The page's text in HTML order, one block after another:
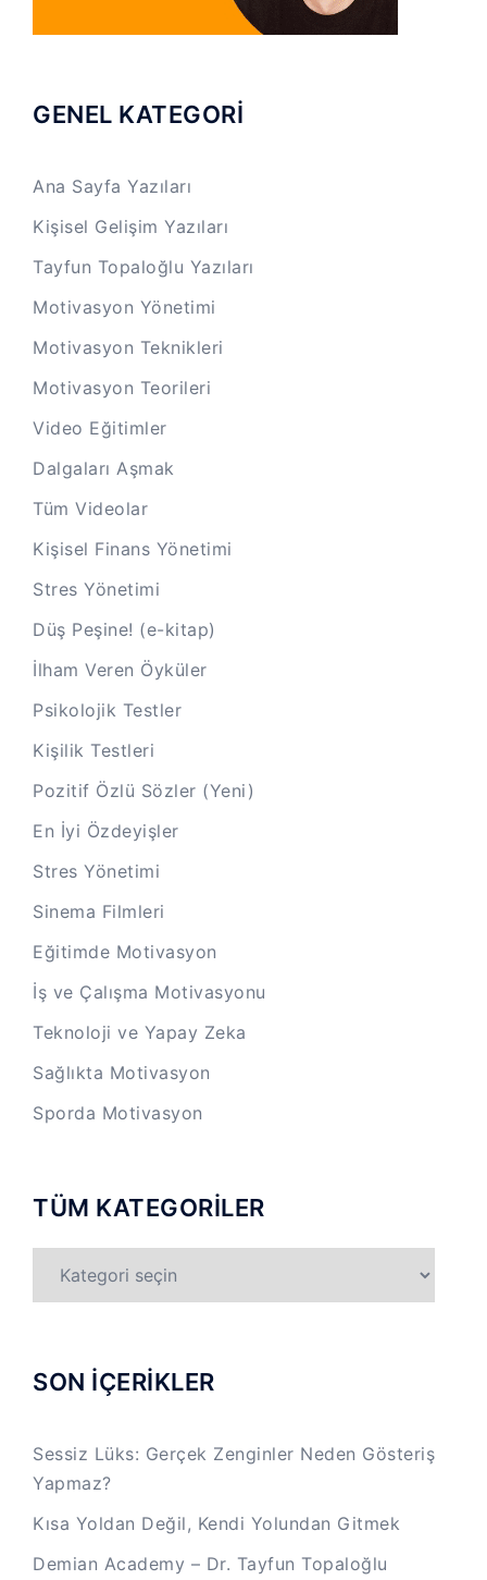
GENEL KATEGORİ
Ana Sayfa Yazıları
Kişisel Gelişim Yazıları
Tayfun Topaloğlu Yazıları
Motivasyon Yönetimi
Motivasyon Teknikleri
Motivasyon Teorileri
Video Eğitimler
Dalgaları Aşmak
Tüm Videolar
Kişisel Finans Yönetimi
Stres Yönetimi
Düş Peşine! (e-kitap)
İlham Veren Öyküler
Psikolojik Testler
Kişilik Testleri
Pozitif Özlü Sözler (Yeni)
En İyi Özdeyişler
Stres Yönetimi
Sinema Filmleri
Eğitimde Motivasyon
İş ve Çalışma Motivasyonu
Teknoloji ve Yapay Zeka
Sağlıkta Motivasyon
Sporda Motivasyon
TÜM KATEGORİLER
KATEGORİLER
SON İÇERİKLER
Sessiz Lüks: Gerçek Zenginler Neden Gösteriş
Yapmaz?
Kısa Yoldan Değil, Kendi Yolundan Gitmek
Demian Academy – Dr. Tayfun Topaloğlu